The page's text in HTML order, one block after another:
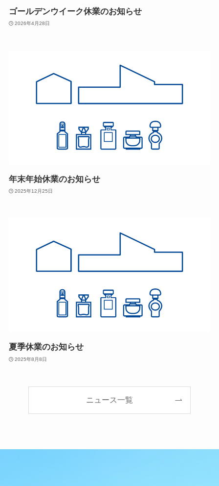
ゴールデンウイーク休業のお知らせ
2026年4月28日
年末年始休業のお知らせ
2025年12月25日
夏季休業のお知らせ
2025年8月8日
ニュース一覧